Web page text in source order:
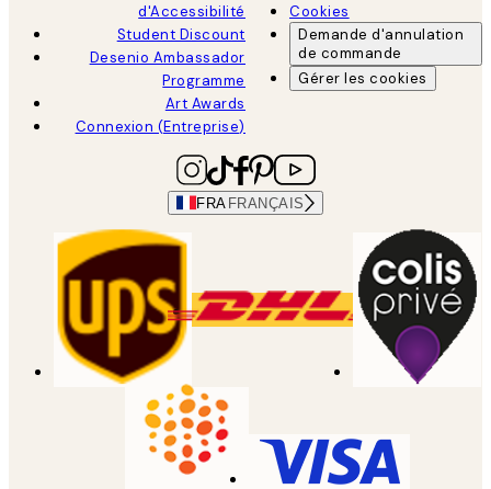
d'Accessibilité
Student Discount
Desenio Ambassador
Programme
Art Awards
Connexion (Entreprise)
Cookies
Demande d'annulation
de commande
Gérer les cookies
FRA FRANÇAIS